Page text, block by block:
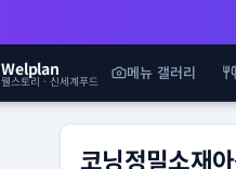
Welplan
웰스토리 · 신세계푸드 메뉴 갤러리
코닝정밀소재